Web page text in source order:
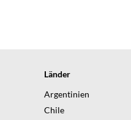
Länder
Argentinien
Chile